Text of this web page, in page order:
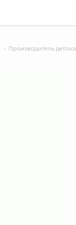
› Производитель